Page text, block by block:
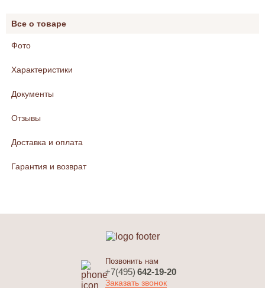
Все о товаре
Фото
Характеристики
Документы
Отзывы
Доставка и оплата
Гарантия и возврат
Позвонить нам
+7(495) 642-19-20
Заказать звонок